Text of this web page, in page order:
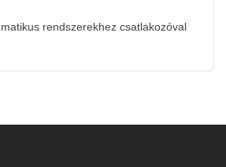
rendszerekhez csatlakozóval